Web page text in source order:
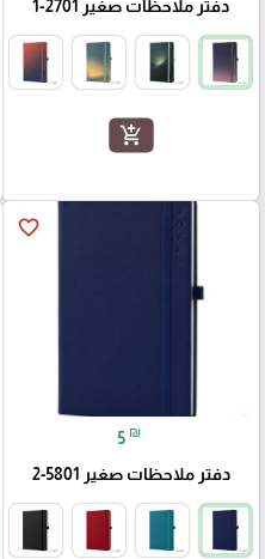
دفتر ملاحظات صغير 2701-1
add_shopping_cart
favorite_border
5 ₪
دفتر ملاحظات صغير 5801-2